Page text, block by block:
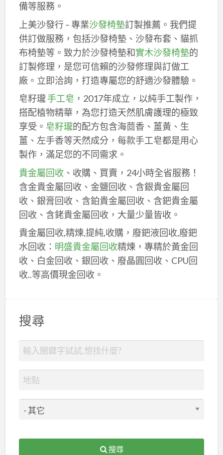
備等服務。
上美沙發行 – 專業沙發椅墊訂製推薦。我們提
供訂做服務，包括沙發椅墊、沙發布套、貓抓
布椅墊等。致力於沙發椅墊和實木沙發椅墊的
訂製修理，是您可信賴的沙發修理與訂做工
廠。立即洽詢，打造專屬您的舒適沙發體驗。
皂籽瓏手工皂 ，2017年成立，以純手工製作，
搭配植物精華，為您打造天然肌膚護理的極致
享受。 皂籽瓏的配方包含海茴香、薑黃、生
薑、左手香等天然成分，每款手工皂都是用心
製作，滿足您的不同需求。
貴金屬回收、收購、買賣，24小時全省服務！
含金貴金屬回收、金鹽回收、含銀貴金屬回
收、銀膏回收、含鉑貴金屬回收、含鈀貴金屬
回收、含銠貴金屬回收，大量少量皆收。
貴金屬回收,精煉,提純,收購，廢鈀液回收,廢鈀
水回收： 明盛貴金屬回收精煉，專精於黃金回
收、白金回收、銀回收、廢晶圓回收、CPU回
收..等高價現金回收。
搜尋
搜尋